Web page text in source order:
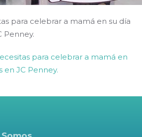
para celebrar a mamá en su día
Penney.
para celebrar a mamá en
en JC Penney.